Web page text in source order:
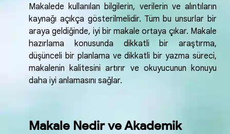
Makalede kullanılan bilgilerin, verilerin ve alıntıların
kaynağı açıkça gösterilmelidir. Tüm bu unsurlar bir
araya geldiğinde, iyi bir makale ortaya çıkar. Makale
hazırlama konusunda dikkatli bir araştırma,
düşünceli bir planlama ve dikkatli bir yazma süreci,
makalenin kalitesini artırır ve okuyucunun konuyu
daha iyi anlamasını sağlar.
Makale Nedir ve Akademik